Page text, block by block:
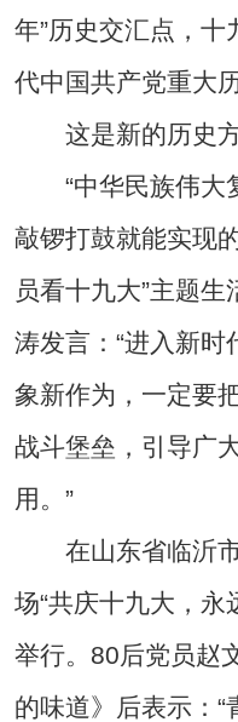
年”历史交汇点，
代中国共产党重大
这是新的历史方
“中华民族伟大复
敲锣打鼓就能实现
员看十九大”主题
涛发言：“进入新
象新作为，一定要
战斗堡垒，引导广
用。”
在山东省临沂市
场“共庆十九大，永
举行。80后党员赵
的味道》后表示：